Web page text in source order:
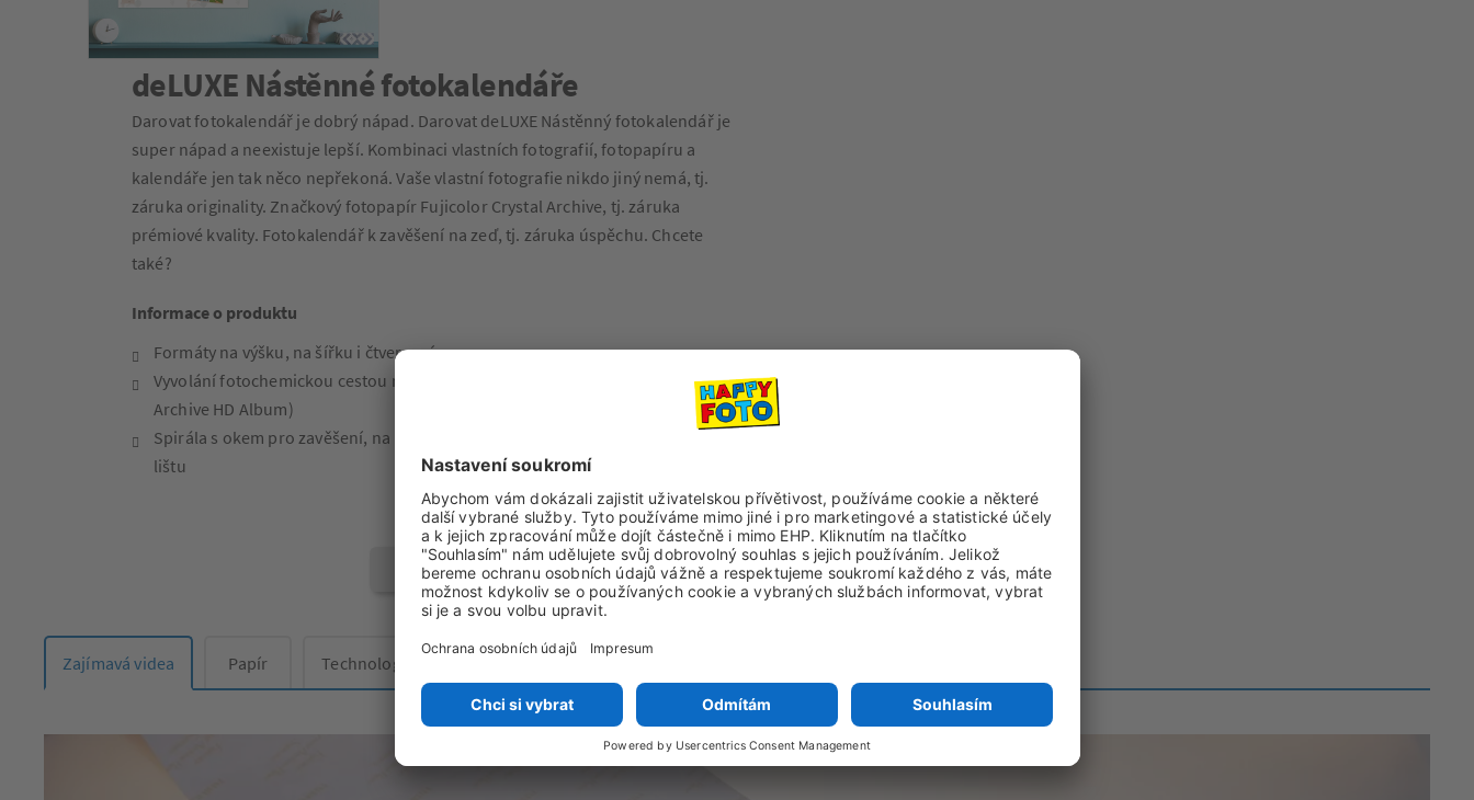
deLUXE Nástěnné fotokalendáře
Darovat fotokalendář je dobrý nápad. Darovat deLUXE Nástěnný fotokalendář je
super nápad a neexistuje lepší. Kombinaci vlastních fotografií, fotopapíru a
kalendáře jen tak něco nepřekoná. Vaše vlastní fotografie nikdo jiný nemá, tj.
záruka originality. Značkový fotopapír Fujicolor Crystal Archive, tj. záruka
prémiové kvality. Fotokalendář k zavěšení na zeď, tj. záruka úspěchu. Chcete
také?
Informace o produktu
Formáty na výšku, na šířku i čtvercový
Vyvolání fotochemickou cestou na značkový fotopapír lesk (Fuji Crystal
Archive HD Album)
Spirála s okem pro zavěšení, na kterou můžete pořídit ozdobnou dřevěnou
lištu
Ceník
Objednat online Stáhnout program
Zajímavá videa Papír Technologie Ozdobná lišta